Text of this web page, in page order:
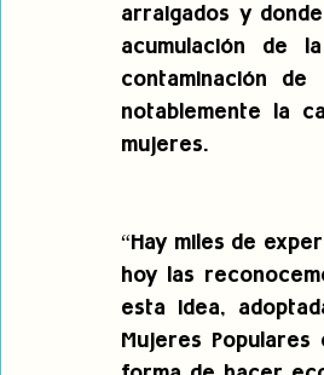
arraigados y
acumulación de
contaminación
notablemente la
mujeres.
“Hay miles de
hoy las
esta idea,
Mujeres